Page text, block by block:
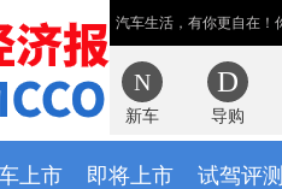
汽车生活，有你更自在！
新车 导购
上市 即将上市 试驾评